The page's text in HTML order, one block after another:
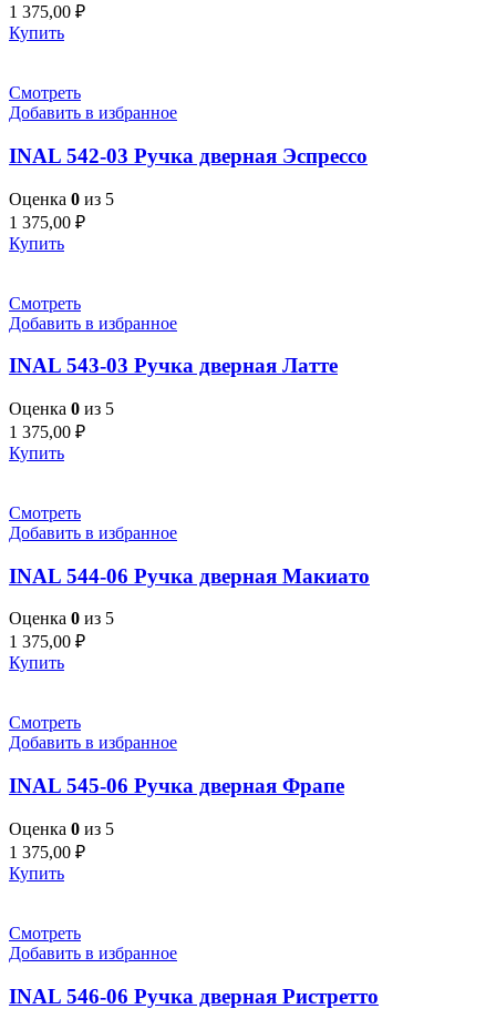
1 375,00 ₽
Купить
Смотреть
Добавить в избранное
INAL 542-03 Pучка дверная Эспрессо
Оценка 0 из 5
1 375,00 ₽
Купить
Смотреть
Добавить в избранное
INAL 543-03 Pучка дверная Латте
Оценка 0 из 5
1 375,00 ₽
Купить
Смотреть
Добавить в избранное
INAL 544-06 Pучка дверная Макиато
Оценка 0 из 5
1 375,00 ₽
Купить
Смотреть
Добавить в избранное
INAL 545-06 Pучка дверная Фрапе
Оценка 0 из 5
1 375,00 ₽
Купить
Смотреть
Добавить в избранное
INAL 546-06 Pучка дверная Ристретто